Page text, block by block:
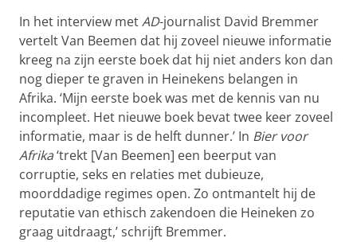
In het interview metAD-journalist David Bremmer
vertelt Van Beemen dat hij zoveel nieuwe informatie
kreeg na zijn eerste boek dat hij niet anders kon dan
nog dieper te graven in Heinekens belangen in
Afrika. ‘Mijn eerste boek was met de kennis van nu
incompleet. Het nieuwe boek bevat twee keer zoveel
informatie, maar is de helft dunner.’ In Bier voor
Afrika‘trekt [Van Beemen] een beerput van
corruptie, seks en relaties met dubieuze,
moorddadige regimes open. Zo ontmantelt hij de
reputatie van ethisch zakendoen die Heineken zo
graag uitdraagt,’ schrijft Bremmer.